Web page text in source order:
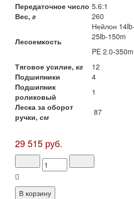
Передаточное число 5.6:1
Вес, г 260
Лесоемкость
Нейлон
25lb-150m
PE 2.0-
Тяговое усилие, кг
12
Подшипники
4
Подшипник
роликовый
1
Леска за оборот
ручки, см 87
29 515 руб.